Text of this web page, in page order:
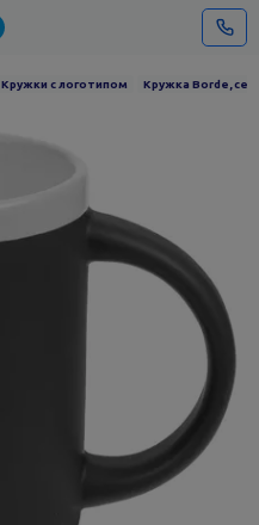
Кружки с логотипом Кружка Borde,